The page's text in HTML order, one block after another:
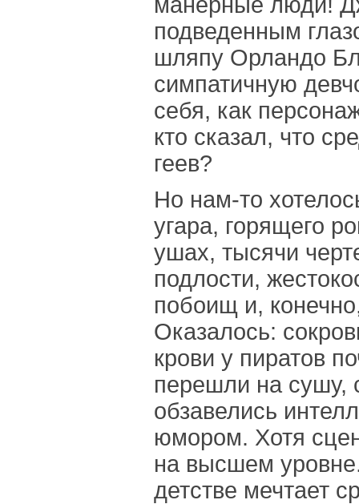
подведенным
шляпу Орландо
симпатичную
себя, как
кто сказал, что
геев?
Но нам-то
угара, горящего
ушах, тысячи
подлости,
побоищ и,
Оказалось:
крови у пиратов
перешли на сушу,
обзавелись
юмором. Хотя
на высшем
детстве мечтает